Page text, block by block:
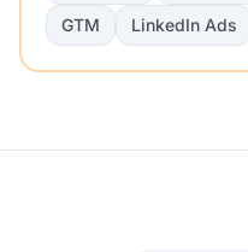
GTM
LinkedIn Ads